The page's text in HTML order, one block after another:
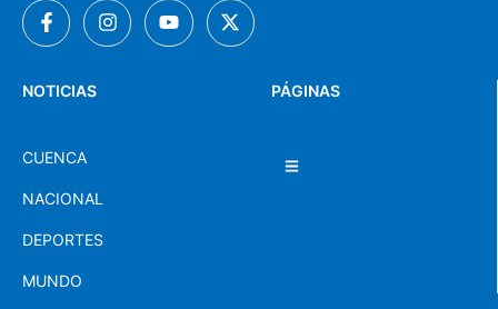
PÁGINAS
NOTICIAS
CUENCA
NACIONAL
DEPORTES
MUNDO